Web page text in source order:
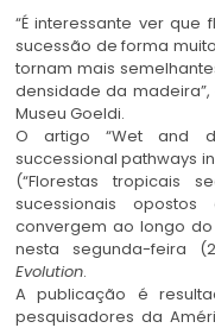
“É interessante ver
sucessão de forma
tornam mais
densidade da
Museu Goeldi.
O artigo “Wet and
successional pathways
(“Florestas tropicais
sucessionais
convergem ao longo
nesta segunda-feira
Evolution.
A publicação é
pesquisadores da